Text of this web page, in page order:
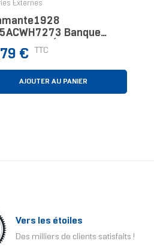
Externes
Banque
Électrique
MAh Recharge Sans Fil
€ TTC
AJOUTER AU PANIER
Vers les étoiles
Des milliers de clients satisfaits !